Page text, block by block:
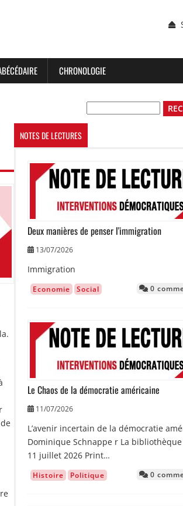
du
CHRONOLOGIE
NOTES DE LECTURES
Image
Deux manières de penser l'immigration
13/07/2026
Immigration
Economie Social 0
Image
Le Chaos de la démocratie américaine
11/07/2026
L’avenir incertain de la démocratie
Dominique Schnappe r La bibliothèque
11 juillet 2026 Print…
Histoire Politique 0